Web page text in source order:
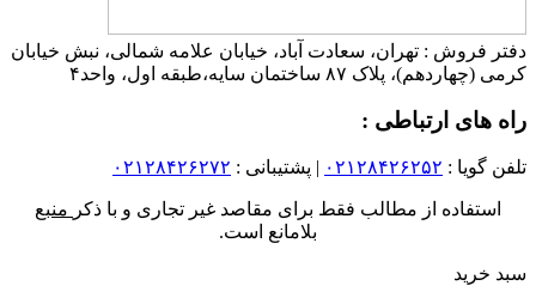
دفتر فروش : تهران، سعادت آباد، خیابان علامه شمالی، نبش خیابان
کرمی (چهاردهم)، پلاک ۸۷ ساختمان سایه،طبقه اول، واحد۴
راه های ارتباطی :
تلفن گویا : ۰۲۱۲۸۴۲۶۲۵۲ | پشتیبانی : ۰۲۱۲۸۴۲۶۲۷۲
استفاده از مطالب فقط برای مقاصد غیر تجاری و با ذکر منبع
بلامانع است.
سبد خرید